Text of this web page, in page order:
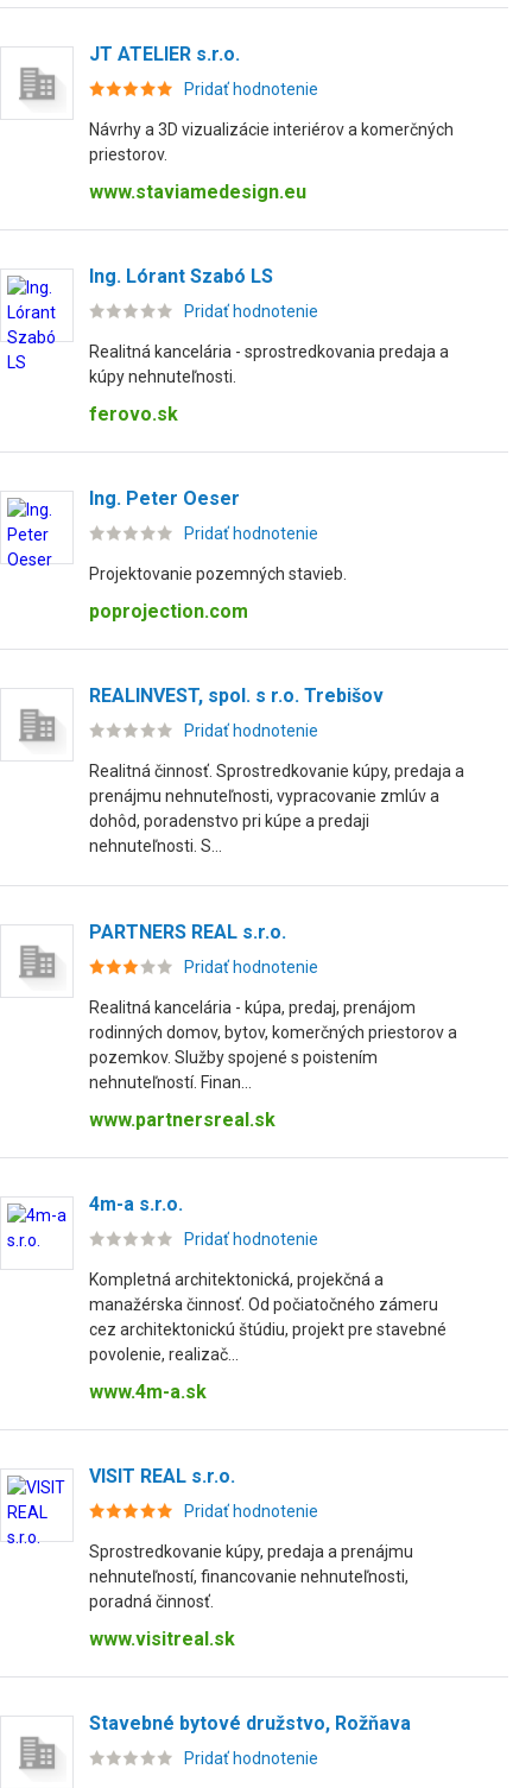
JT ATELIER s.r.o.
Pridať hodnotenie
Návrhy a 3D vizualizácie interiérov a komerčných
priestorov.
www.staviamedesign.eu
Ing. Lórant Szabó LS
Pridať hodnotenie
Realitná kancelária - sprostredkovania predaja a
kúpy nehnuteľnosti.
ferovo.sk
Ing. Peter Oeser
Pridať hodnotenie
Projektovanie pozemných stavieb.
poprojection.com
REALINVEST, spol. s r.o. Trebišov
Pridať hodnotenie
Realitná činnosť. Sprostredkovanie kúpy, predaja a
prenájmu nehnuteľnosti, vypracovanie zmlúv a
dohôd, poradenstvo pri kúpe a predaji
nehnuteľnosti. S...
PARTNERS REAL s.r.o.
Pridať hodnotenie
Realitná kancelária - kúpa, predaj, prenájom
rodinných domov, bytov, komerčných priestorov a
pozemkov. Služby spojené s poistením
nehnuteľností. Finan...
www.partnersreal.sk
4m-a s.r.o.
Pridať hodnotenie
Kompletná architektonická, projekčná a
manažérska činnosť. Od počiatočného zámeru
cez architektonickú štúdiu, projekt pre stavebné
povolenie, realizač...
www.4m-a.sk
VISIT REAL s.r.o.
Pridať hodnotenie
Sprostredkovanie kúpy, predaja a prenájmu
nehnuteľností, financovanie nehnuteľnosti,
poradná činnosť.
www.visitreal.sk
Stavebné bytové družstvo, Rožňava
Pridať hodnotenie